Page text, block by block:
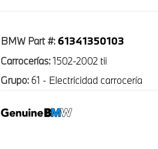
BMW Part #: 61341350103
Carrocerías:1502-2002 tii
Grupo: 61 - Electricidad carrocería